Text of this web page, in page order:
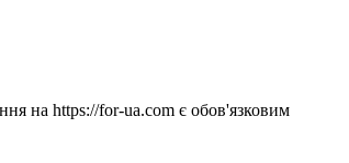
на https://for-ua.com є обов'язковим